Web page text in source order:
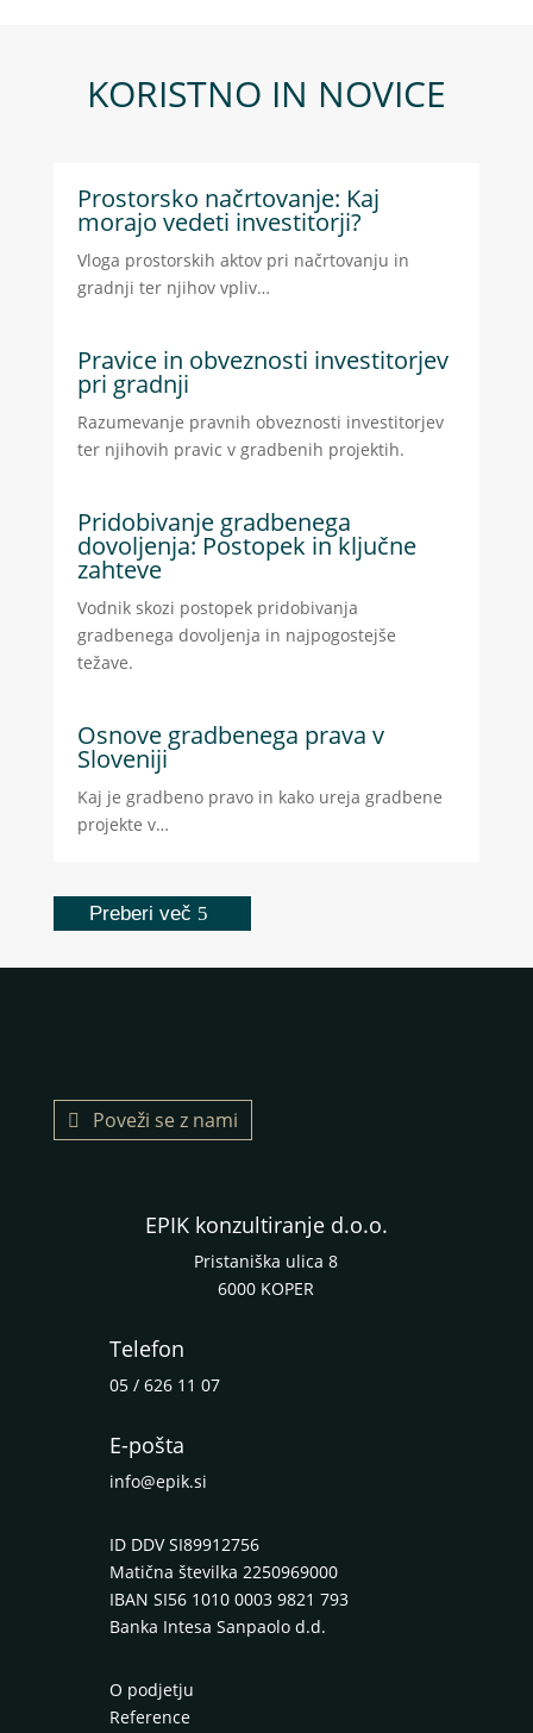
KORISTNO IN NOVICE
Prostorsko načrtovanje: Kaj
morajo vedeti investitorji?
Vloga prostorskih aktov pri načrtovanju in
gradnji ter njihov vpliv…
Pravice in obveznosti investitorjev
pri gradnji
Razumevanje pravnih obveznosti investitorjev
ter njihovih pravic v gradbenih projektih.
Pridobivanje gradbenega
dovoljenja: Postopek in ključne
zahteve
Vodnik skozi postopek pridobivanja
gradbenega dovoljenja in najpogostejše
težave.
Osnove gradbenega prava v
Sloveniji
Kaj je gradbeno pravo in kako ureja gradbene
projekte v…
Preberi več
Poveži se z nami
EPIK konzultiranje d.o.o.
Pristaniška ulica 8
6000 KOPER
Telefon
05 / 626 11 07
E-pošta
info@epik.si
ID DDV SI89912756
Matična številka 2250969000
IBAN SI56 1010 0003 9821 793
Banka Intesa Sanpaolo d.d.
O podjetju
Reference